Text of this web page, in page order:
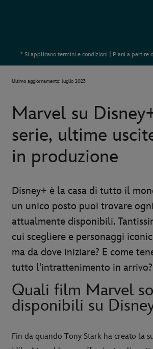
* Si applicano termini e condizioni | Piani a partire
Ultimo aggiornamento: luglio 2023
Marvel su
serie, ultime
in produzione
Disney+ è la casa di tutto il
un unico posto puoi trovare
attualmente disponibili.
cui scegliere e personaggi
ma da dove iniziare? E come
tutto l'intrattenimento in arrivo?
Quali film Marvel
disponibili su
Fin da quando Tony Stark ha creato la